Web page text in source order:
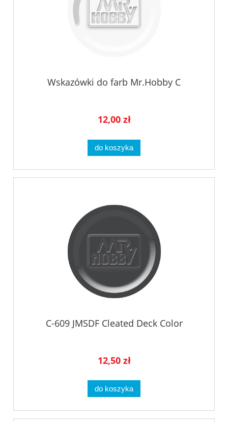
Wskazówki do farb Mr.Hobby C
12,00 zł
do koszyka
C-609 JMSDF Cleated Deck Color
12,50 zł
do koszyka